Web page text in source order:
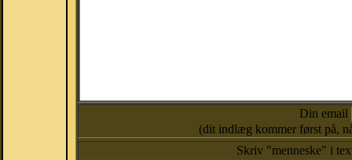
Din email
(dit indlæg kommer først på,
Skriv "menneske" i